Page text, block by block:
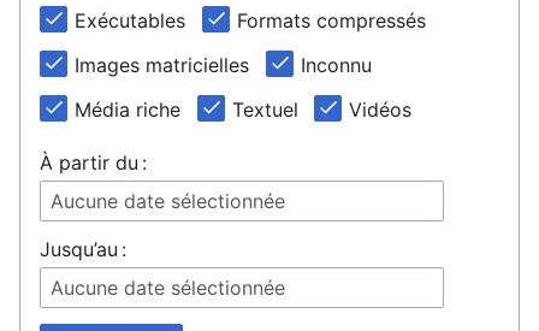
Exécutables
Formats compressés
Images matricielles
Inconnu
Média riche
Textuel Vidéos
À partir du :
Aucune date sélectionnée
Jusqu’au :
Aucune date sélectionnée